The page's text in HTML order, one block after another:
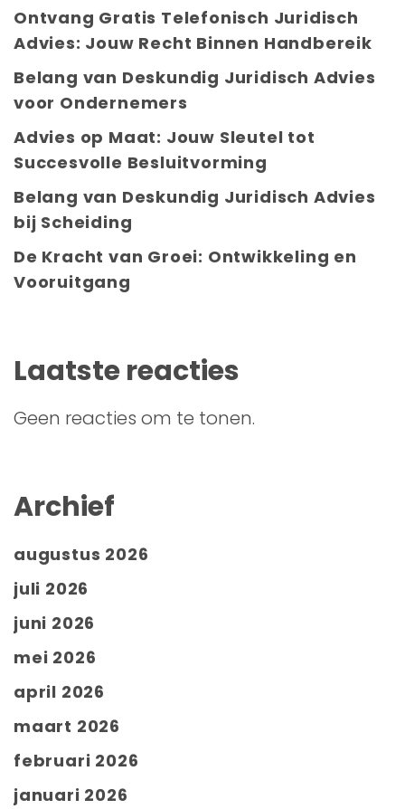
Ontvang Gratis Telefonisch Juridisch
Advies: Jouw Recht Binnen Handbereik
Belang van Deskundig Juridisch Advies
voor Ondernemers
Advies op Maat: Jouw Sleutel tot
Succesvolle Besluitvorming
Belang van Deskundig Juridisch Advies
bij Scheiding
De Kracht van Groei: Ontwikkeling en
Vooruitgang
Laatste reacties
Geen reacties om te tonen.
Archief
augustus 2026
juli 2026
juni 2026
mei 2026
april 2026
maart 2026
februari 2026
januari 2026